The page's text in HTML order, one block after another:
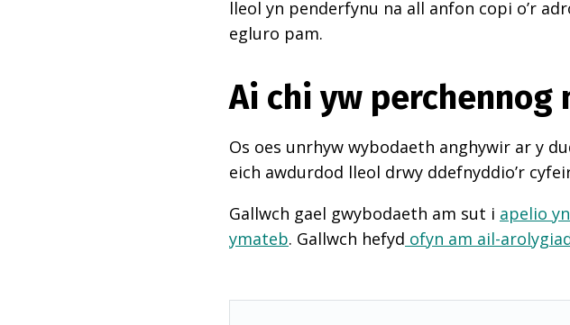
lleol yn penderfynu na all anfon copi o’r
egluro pam.
Ai chi yw perchennog
Os oes unrhyw wybodaeth anghywir ar y
eich awdurdod lleol drwy ddefnyddio’r
Gallwch gael gwybodaeth am sut i apelio
ymateb. Gallwch hefyd ofyn am ail-